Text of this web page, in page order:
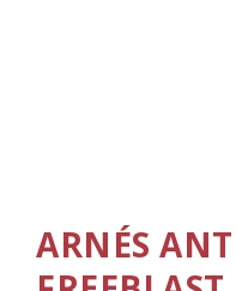
ARNÉS